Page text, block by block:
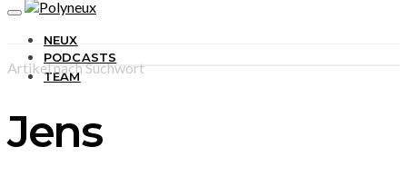
NEUX
PODCASTS
TEAM
Artikel nach Suchwort
Jens